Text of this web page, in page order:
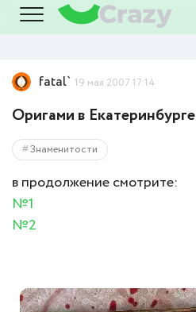
fatal` 19 мая 2007 17:14
Оригами в Екатеринбурге
Знаменитости
в продолжение смотрите:
№1
№2